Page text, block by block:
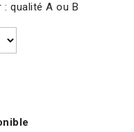
: qualité A ou B